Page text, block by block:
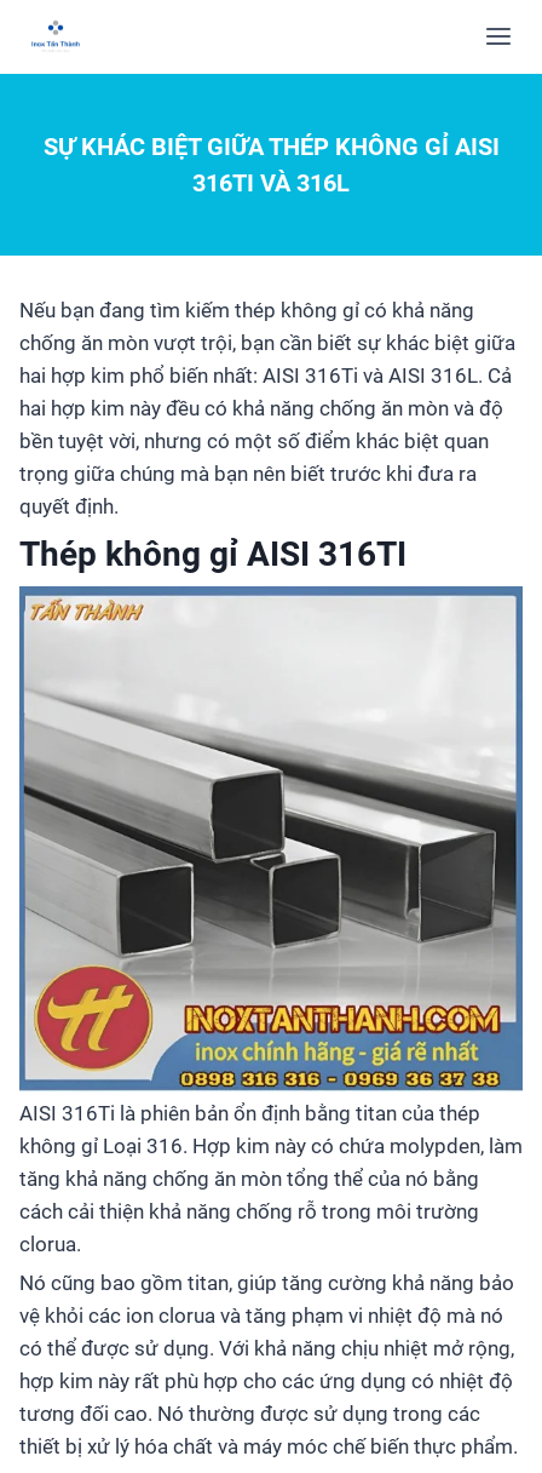
SỰ KHÁC BIỆT GIỮA THÉP KHÔNG GỈ AISI
316TI VÀ 316L
Nếu bạn đang tìm kiếm thép không gỉ có khả năng
chống ăn mòn vượt trội, bạn cần biết sự khác biệt giữa
hai hợp kim phổ biến nhất: AISI 316Ti và AISI 316L. Cả
hai hợp kim này đều có khả năng chống ăn mòn và độ
bền tuyệt vời, nhưng có một số điểm khác biệt quan
trọng giữa chúng mà bạn nên biết trước khi đưa ra
quyết định.
Thép không gỉ AISI 316TI
AISI 316Ti là phiên bản ổn định bằng titan của thép
không gỉ Loại 316. Hợp kim này có chứa molypden, làm
tăng khả năng chống ăn mòn tổng thể của nó bằng
cách cải thiện khả năng chống rỗ trong môi trường
clorua.
Nó cũng bao gồm titan, giúp tăng cường khả năng bảo
vệ khỏi các ion clorua và tăng phạm vi nhiệt độ mà nó
có thể được sử dụng. Với khả năng chịu nhiệt mở rộng,
hợp kim này rất phù hợp cho các ứng dụng có nhiệt độ
tương đối cao. Nó thường được sử dụng trong các
thiết bị xử lý hóa chất và máy móc chế biến thực phẩm.